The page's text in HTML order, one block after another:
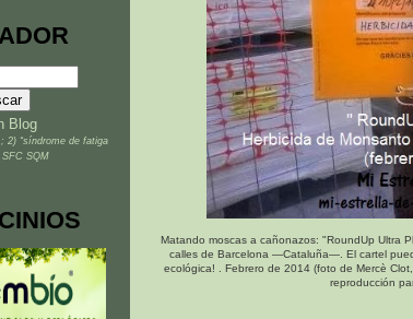
Matando moscas a cañonazos: "RoundUp Ultra
calles de Barcelona —Cataluña—. El cartel
ecológica! . Febrero de 2014 (foto de Mercè
reproducción
Blog
2) “síndrome de fatiga
SFC SQM